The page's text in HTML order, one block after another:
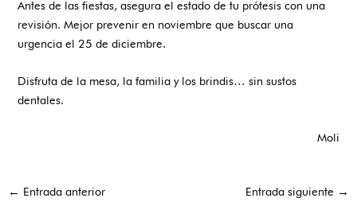
Antes de las fiestas, asegura el estado de tu prótesis con una
revisión. Mejor prevenir en noviembre que buscar una
urgencia el 25 de diciembre.
Disfruta de la mesa, la familia y los brindis… sin sustos
dentales.
Moli
← Entrada anterior Entrada siguiente →